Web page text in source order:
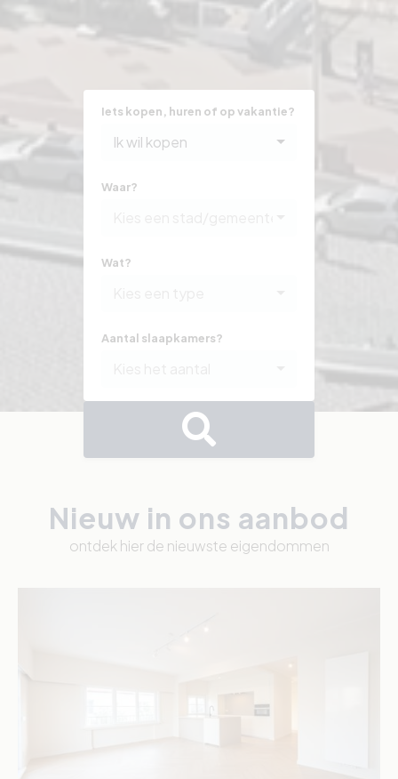
Iets kopen, huren of op vakantie?
Ik wil kopen
Waar?
Wat?
Aantal slaapkamers?
Nieuw in ons aanbod
ontdek hier de nieuwste eigendommen